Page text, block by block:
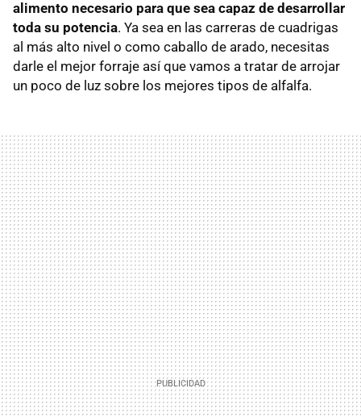
alimento necesario para que sea capaz de desarrollar
toda su potencia. Ya sea en las carreras de cuadrigas
al más alto nivel o como caballo de arado, necesitas
darle el mejor forraje así que vamos a tratar de arrojar
un poco de luz sobre los mejores tipos de alfalfa.